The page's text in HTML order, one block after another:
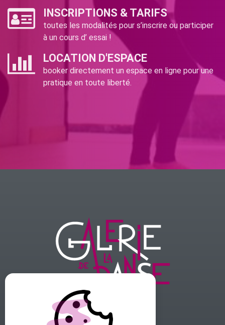
INSCRIPTIONS & TARIFS
toutes les modalités pour s’inscrire ou participer
à un cours d’ essai !
LOCATION D'ESPACE
booker directement un espace en ligne pour une
pratique en toute liberté.